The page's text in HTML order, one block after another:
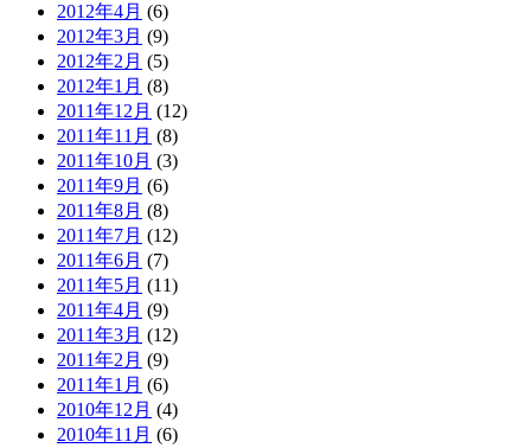
2012年4月 (6)
2012年3月 (9)
2012年2月 (5)
2012年1月 (8)
2011年12月 (12)
2011年11月 (8)
2011年10月 (3)
2011年9月 (6)
2011年8月 (8)
2011年7月 (12)
2011年6月 (7)
2011年5月 (11)
2011年4月 (9)
2011年3月 (12)
2011年2月 (9)
2011年1月 (6)
2010年12月 (4)
2010年11月 (6)